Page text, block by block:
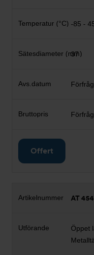
-85 -
37
Offert
AT
Öppet